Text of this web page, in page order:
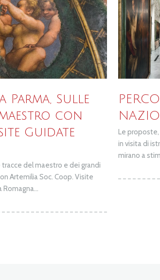
Parma, Sulle
con
Guidate
tracce del maestro e dei grandi
Artemilia Soc. Coop. Visite
Romagna...
Le
in visita di
mirano a